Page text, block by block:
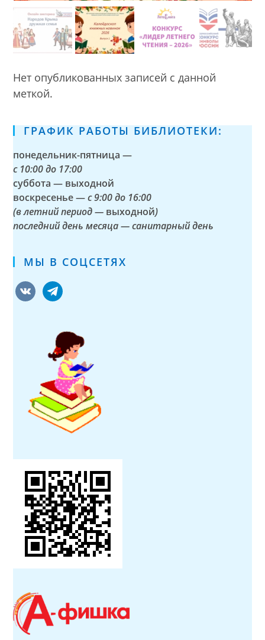
Нет опубликованных записей с данной
меткой.
ГРАФИК РАБОТЫ БИБЛИОТЕКИ:
понедельник-пятница —
с 10:00 до 17:00
суббота — выходной
воскресенье —с 9:00 до 16:00
(в летний период — выходной)
последний день месяца — санитарный день
МЫ В СОЦСЕТЯХ
vkontaktetelegram